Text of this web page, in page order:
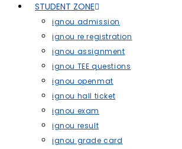
STUDENT ZONE
ignou admission
ignou re registration
ignou assignment
ignou TEE questions
ignou openmat
ignou hall ticket
ignou exam
ignou result
ignou grade card